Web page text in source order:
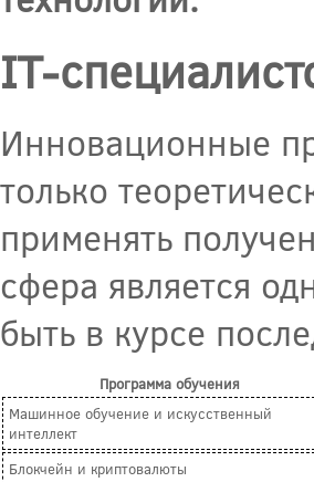
IT-
Инновационные
только
применять
сфера является
быть в курсе
Программа обучения
Машинное обучение и искусственный
интеллект
Блокчейн и криптовалюты